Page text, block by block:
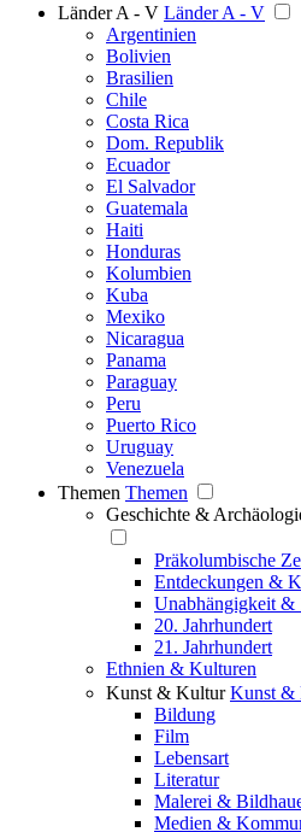
Länder A - V Länder A - V
Argentinien
Bolivien
Brasilien
Chile
Costa Rica
Dom. Republik
Ecuador
El Salvador
Guatemala
Haiti
Honduras
Kolumbien
Kuba
Mexiko
Nicaragua
Panama
Paraguay
Peru
Puerto Rico
Uruguay
Venezuela
Themen Themen
Geschichte &
Präkolumbische
Entdeckungen &
Unabhängigkeit &
20. Jahrhundert
21. Jahrhundert
Ethnien & Kulturen
Kunst & Kultur Kunst &
Bildung
Film
Lebensart
Literatur
Malerei &
Medien &